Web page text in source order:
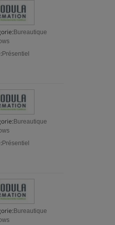
Bureautique
Présentiel
Bureautique
Présentiel
Bureautique